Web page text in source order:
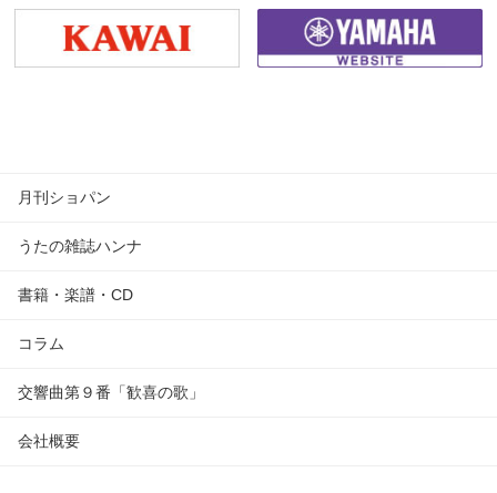
月刊ショパン
うたの雑誌ハンナ
書籍・楽譜・CD
コラム
交響曲第９番「歓喜の歌」
会社概要